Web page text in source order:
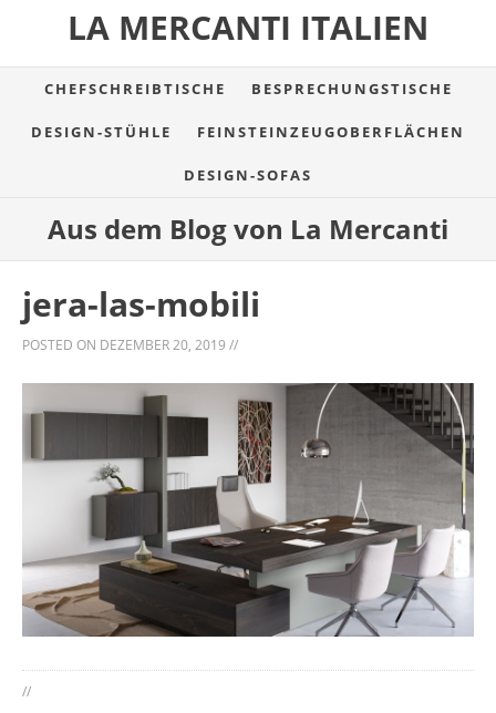
LA MERCANTI ITALIEN
CHEFSCHREIBTISCHE BESPRECHUNGSTISCHE
DESIGN-STÜHLE FEINSTEINZEUGOBERFLÄCHEN
DESIGN-SOFAS
Aus dem Blog von La Mercanti
jera-las-mobili
POSTED ON DEZEMBER 20, 2019 //
//